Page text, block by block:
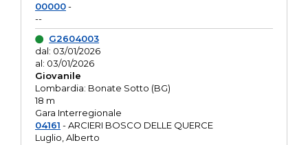
00000-
--
G2604003
dal: 03/01/2026
al: 03/01/2026
Giovanile
Lombardia: Bonate Sotto (BG)
18 m
Gara Interregionale
04161 - ARCIERI BOSCO DELLE QUERCE
Luglio, Alberto